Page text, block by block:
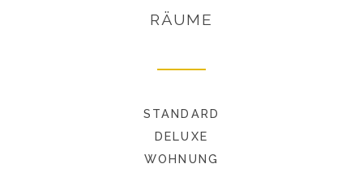
RÄUME
STANDARD
DELUXE
WOHNUNG